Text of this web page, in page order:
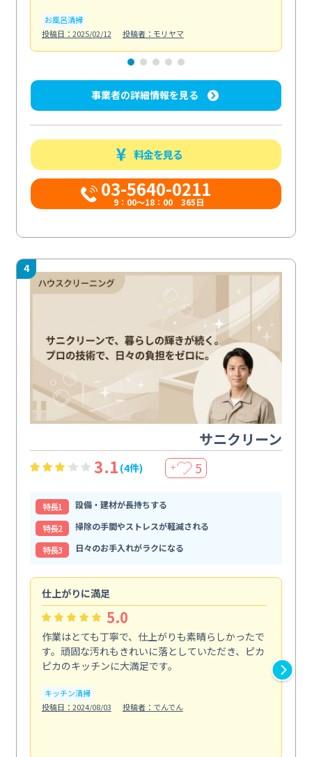
お風呂清掃
投稿日：2025/02/12
投稿者：モリヤマ
事業者の詳細情報を見る
料金を見る
03-5640-0211
9：00～18：00 365日
4
サニクリーン
3.1 (4件) ＋ 5
特⻑1
設備・建材が長持ちする
特⻑2
掃除の手間やストレスが軽減される
特⻑3
日々のお手入れがラクになる
仕上がりに満足
5.0
作業はとても丁寧で、仕上がりも素晴らしかったで
す。頑固な汚れもきれいに落としていただき、ピカ
ピカのキッチンに大満足です。
キッチン清掃
投稿日：2024/08/03
投稿者：でんでん